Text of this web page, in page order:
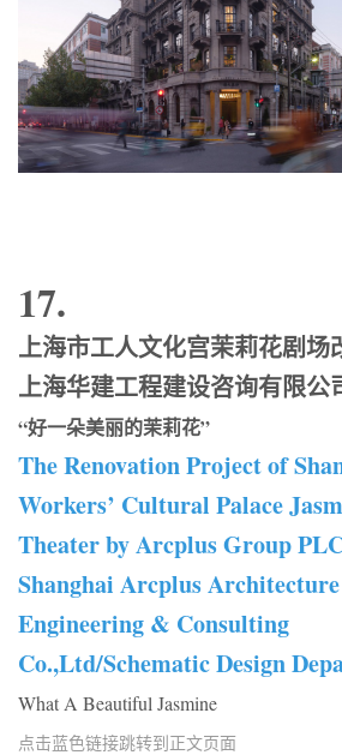
17.
上海市工人文化宫茉莉花剧场
上海华建工程建设咨询有限公
“好一朵美丽的茉莉花”
The Renovation Project of
Workers’ Cultural Palace
Theater by Arcplus Group
Shanghai Arcplus Architecture
Engineering & Consulting
Co.,Ltd/Schematic Design
What A Beautiful Jasmine
点击蓝色链接跳转到正文页面